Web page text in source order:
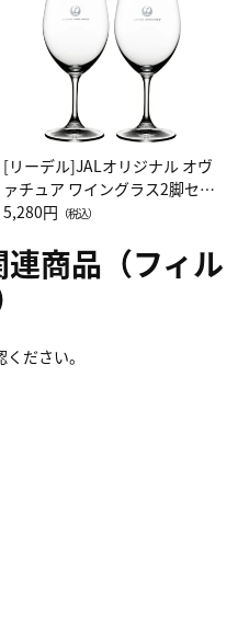
[リーデル]JALオリジナル オヴ
ァチュア ワイングラス2脚セッ
ト（レッドワイン）
5,280円 （税込）
商品（フィル
ださい。